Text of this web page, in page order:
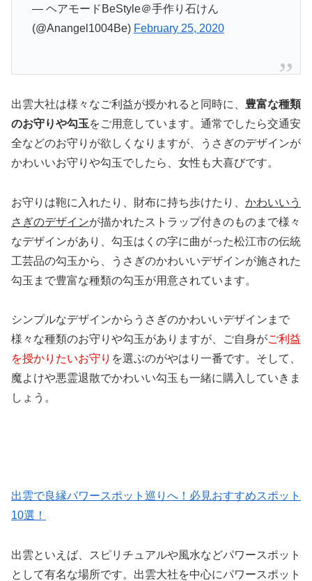
— ヘアモードBeStyle＠手作り石けん
(@Anangel1004Be) February 25, 2020
出雲大社は様々なご利益が授かれると同時に、 豊富な種類
のお守りや勾玉をご用意しています。通常でしたら交通安
全などのお守りが欲しくなりますが、うさぎのデザインが
かわいいお守りや勾玉でしたら、女性も大喜びです。
お守りは鞄に入れたり、財布に持ち歩けたり、 かわいいう
さぎのデザインが描かれたストラップ付きのものまで様々
なデザインがあり、勾玉はくの字に曲がった松江市の伝統
工芸品の勾玉から、うさぎのかわいいデザインが施された
勾玉まで豊富な種類の勾玉が用意されています。
シンプルなデザインからうさぎのかわいいデザインまで
様々な種類のお守りや勾玉がありますが、ご自身がご利益
を授かりたいお守り を選ぶのがやはり一番です。そして、
魔よけや悪霊退散でかわいい勾玉も一緒に購入していきま
しょう。
出雲で良縁パワースポット巡りへ！必見おすすめスポット
10選！
出雲といえば、スピリチュアルや風水などパワースポット
として有名な場所です。出雲大社を中心にパワースポット